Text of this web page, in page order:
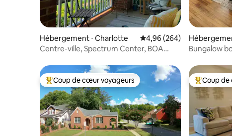
Hébergement ⋅ Charlotte Évaluation moyenne sur
4,96 (264)
Centre-ville, Spectrum Center, BOA
Bungalow
Coups de cœur voyageurs les plus appréciés
Coup de cœur voyageurs Coups de
Coup